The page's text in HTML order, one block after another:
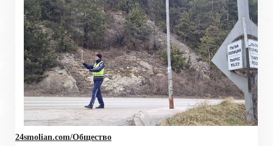
24smolian.com/Общество